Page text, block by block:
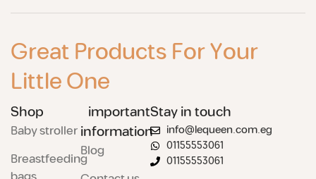
Great Products For Your
Little One
Shop
Baby stroller
Breastfeeding
important
information
Blog
Stay in touch
info@lequeen.com.eg
01155553061
01155553061